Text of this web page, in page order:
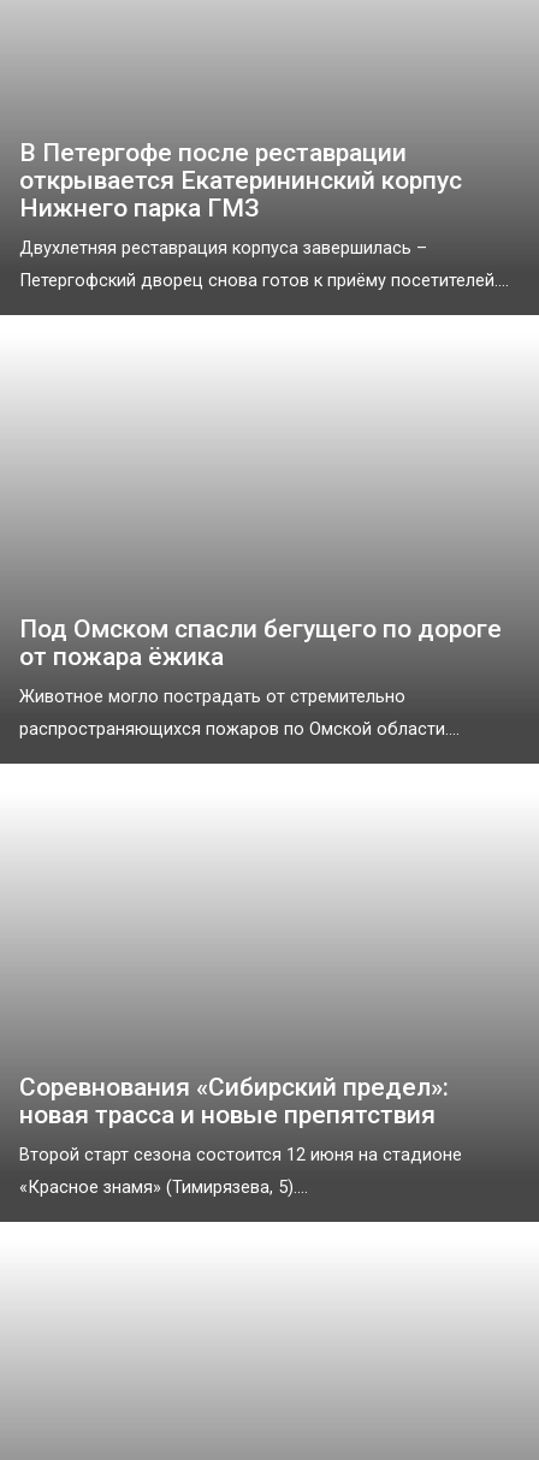
В Петергофе после реставрации
открывается Екатерининский корпус
Нижнего парка ГМЗ
Двухлетняя реставрация корпуса завершилась –
Петергофский дворец снова готов к приёму посетителей....
Под Омском спасли бегущего по дороге
от пожара ёжика
Животное могло пострадать от стремительно
распространяющихся пожаров по Омской области....
Соревнования «Сибирский предел»:
новая трасса и новые препятствия
Второй старт сезона состоится 12 июня на стадионе
«Красное знамя» (Тимирязева, 5)....